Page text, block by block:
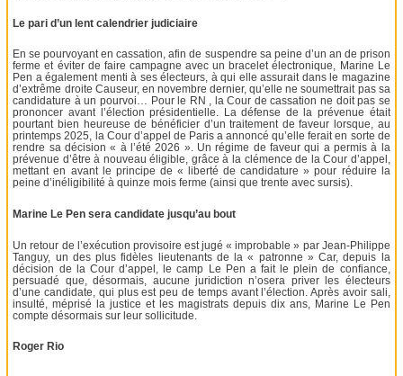
Le pari d’un lent calendrier judiciaire
En se pourvoyant en cassation, afin de suspendre sa peine d’un an de prison
ferme et éviter de faire campagne avec un bracelet électronique, Marine Le
Pen a également menti à ses électeurs, à qui elle assurait dans le magazine
d’extrême droite Causeur, en novembre dernier, qu’elle ne soumettrait pas sa
candidature à un pourvoi… Pour le RN , la Cour de cassation ne doit pas se
prononcer avant l’élection présidentielle. La défense de la prévenue était
pourtant bien heureuse de bénéficier d’un traitement de faveur lorsque, au
printemps 2025, la Cour d’appel de Paris a annoncé qu’elle ferait en sorte de
rendre sa décision « à l’été 2026 ». Un régime de faveur qui a permis à la
prévenue d’être à nouveau éligible, grâce à la clémence de la Cour d’appel,
mettant en avant le principe de « liberté de candidature » pour réduire la
peine d’inéligibilité à quinze mois ferme (ainsi que trente avec sursis).
Marine Le Pen sera candidate jusqu’au bout
Un retour de l’exécution provisoire est jugé « improbable » par Jean-Philippe
Tanguy, un des plus fidèles lieutenants de la « patronne » Car, depuis la
décision de la Cour d’appel, le camp Le Pen a fait le plein de confiance,
persuadé que, désormais, aucune juridiction n’osera priver les électeurs
d’une candidate, qui plus est peu de temps avant l’élection. Après avoir sali,
insulté, méprisé la justice et les magistrats depuis dix ans, Marine Le Pen
compte désormais sur leur sollicitude.
Roger Rio